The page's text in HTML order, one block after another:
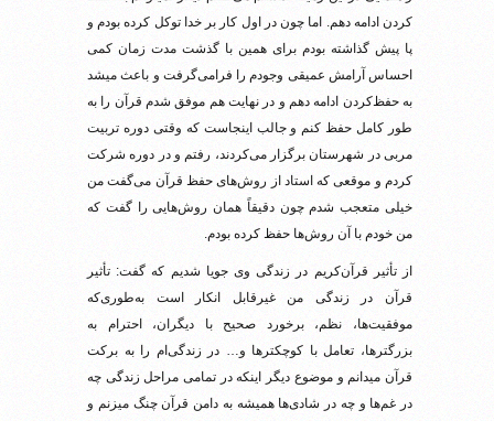
کردن ادامه دهم. اما چون در اول کار بر خدا توکل کرده بودم و
پا پیش گذاشته بودم برای همین با گذشت مدت زمان کمی
احساس آرامش عمیقی وجودم را فرامی‌گرفت و باعث میشد
به حفظ‌کردن ادامه دهم و در نهایت هم موفق شدم قرآن را به
طور کامل حفظ کنم و جالب اینجاست که وقتی دوره تربیت
مربی در شهرستان برگزار می‌کردند، رفتم و در دوره شرکت
کردم و موقعی که استاد از روش‌های حفظ قرآن می‌گفت من
خیلی متعجب شدم چون دقیقاً همان روش‌هایی را گفت که
من خودم با آن روش‌ها حفظ کرده بودم.
از تأثیر قرآن‌کریم در زندگی وی جویا شدیم که گفت: تأثیر
قرآن در زندگی من غیرقابل انکار است به‌طوری‌که
موفقیت‌ها، نظم، برخورد صحیح با دیگران، احترام به
بزرگترها، تعامل با کوچکترها و… در زندگی‌ام را به برکت
قرآن میدانم و موضوع دیگر اینکه در تمامی مراحل زندگی چه
در غم‌ها و چه در شادی‌ها همیشه به دامن قرآن چنگ میزنم و